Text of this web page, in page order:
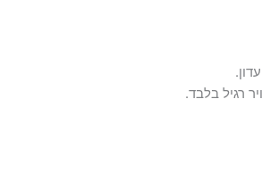
רגיל בלבד.